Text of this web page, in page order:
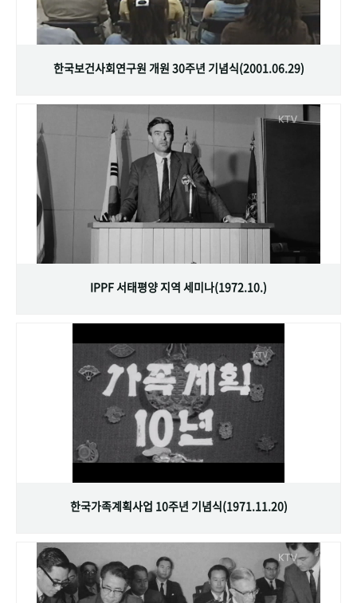
한국보건사회연구원 개원 30주년 기념식(2001.06.29)
IPPF 서태평양 지역 세미나(1972.10.)
한국가족계획사업 10주년 기념식(1971.11.20)